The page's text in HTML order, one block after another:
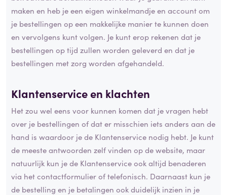
maken en heb je een eigen winkelmandje en account om
je bestellingen op een makkelijke manier te kunnen doen
en vervolgens kunt volgen. Je kunt erop rekenen dat je
bestellingen op tijd zullen worden geleverd en dat je
bestellingen met zorg worden afgehandeld.
Klantenservice en klachten
Het zou wel eens voor kunnen komen dat je vragen hebt
over je bestellingen of dat er misschien iets anders aan de
hand is waardoor je de Klantenservice nodig hebt. Je kunt
de meeste antwoorden zelf vinden op de website, maar
natuurlijk kun je de Klantenservice ook altijd benaderen
via het contactformulier of telefonisch. Daarnaast kun je
de bestelling en je betalingen ook duidelijk inzien in je